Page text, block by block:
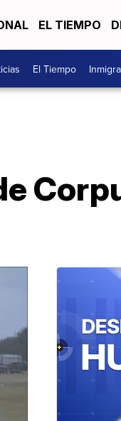
EL TIEMPO
El Tiempo